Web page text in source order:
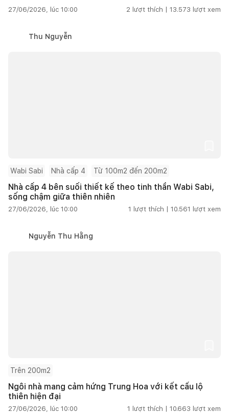
27/06/2026, lúc 10:00 2 lượt thích | 13.573 lượt xem
Thu Nguyễn
Wabi Sabi Nhà cấp 4 Từ 100m2 đến 200m2
Nhà cấp 4 bên suối thiết kế theo tinh thần Wabi Sabi,
sống chậm giữa thiên nhiên
27/06/2026, lúc 10:00 1 lượt thích | 10.561 lượt xem
Nguyễn Thu Hằng
Trên 200m2
Ngôi nhà mang cảm hứng Trung Hoa với kết cấu lộ
thiên hiện đại
27/06/2026, lúc 10:00 1 lượt thích | 10.663 lượt xem